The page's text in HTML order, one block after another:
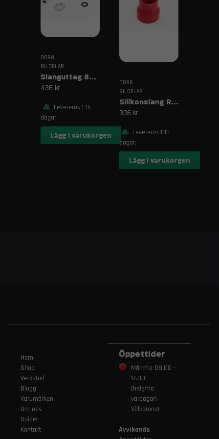
DO88
BILDELAR
Slanguttag 8mm (5/16")
436 kr
Levereras 1-16
dagar.
Lägg i varukorgen
DO88
BILDELAR
Silikonslang Röd 3–4" (76–102mm)
306 kr
Levereras 1-16
dagar.
Lägg i varukorgen
Hem
Shop
Verkstad
Blogg
Varumärken
Om oss
Guider
Kontakt
Öppettider
Mån-fre 08.00 -
17.00
(helgfria
vardagar)
Välkomna!
Avvikande